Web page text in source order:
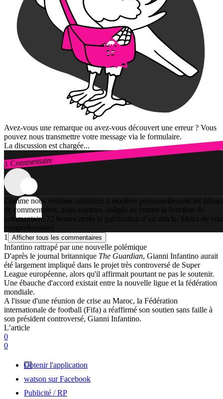
Avez-vous une remarque ou avez-vous découvert une erreur ? Vous
pouvez nous transmettre votre message via le formulaire.
La discussion est chargée...
1 Commentaire
Connexion
Comme nous voulons continuer à modérer personnellement les débats
de commentaires, nous sommes obligés de fermer la fonction de
commentaire 72 heures après la publication d’un article. Merci de
compréhension!
1
Afficher tous les commentaires
Infantino rattrapé par une nouvelle polémique
D'après le journal britannique The Guardian, Gianni Infantino aurait
été largement impliqué dans le projet très controversé de Super
League européenne, alors qu'il affirmait pourtant ne pas le soutenir.
Une ébauche d'accord existait entre la nouvelle ligue et la fédération
mondiale.
A l'issue d'une réunion de crise au Maroc, la Fédération
internationale de football (Fifa) a réaffirmé son soutien sans faille à
son président controversé, Gianni Infantino.
L’article
0
0
Obtenir l'application
watson sur Facebook
Publicité / RP